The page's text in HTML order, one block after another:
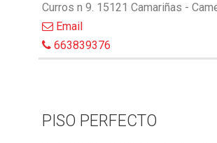
Curros n 9. 15121 Camariñas -
Email
663839376
PISO PERFECTO